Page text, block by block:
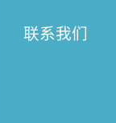
联系我们